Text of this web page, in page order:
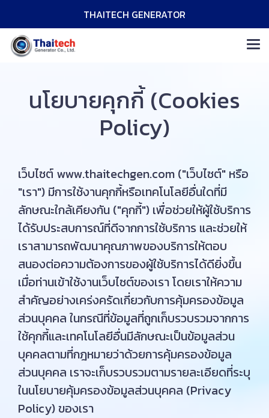
THAITECH GENERATOR
นโยบายคุกกี้ (Cookies
Policy)
เว็บไซต์ www.thaitechgen.com ("เว็บไซต์" หรือ
"เรา") มีการใช้งานคุกกี้หรือเทคโนโลยีอื่นใดที่มี
ลักษณะใกล้เคียงกัน ("คุกกี้") เพื่อช่วยให้ผู้ใช้บริการ
ได้รับประสบการณ์ที่ดีจากการใช้บริการ และช่วยให้
เราสามารถพัฒนาคุณภาพของบริการให้ตอบ
สนองต่อความต้องการของผู้ใช้บริการได้ดียิ่งขึ้น
เมื่อท่านเข้าใช้งานเว็บไซต์ของเรา โดยเราให้ความ
สำคัญอย่างเคร่งครัดเกี่ยวกับการคุ้มครองข้อมูล
ส่วนบุคคล ในกรณีที่ข้อมูลที่ถูกเก็บรวบรวมจากการ
ใช้คุกกี้และเทคโนโลยีอื่นมีลักษณะเป็นข้อมูลส่วน
บุคคลตามที่กฎหมายว่าด้วยการคุ้มครองข้อมูล
ส่วนบุคคล เราจะเก็บรวบรวมตามรายละเอียดที่ระบุ
ในนโยบายคุ้มครองข้อมูลส่วนบุคคล (Privacy
Policy) ของเรา